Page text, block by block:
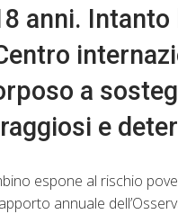
anni. Intanto
a
e
espone al rischio
annuale